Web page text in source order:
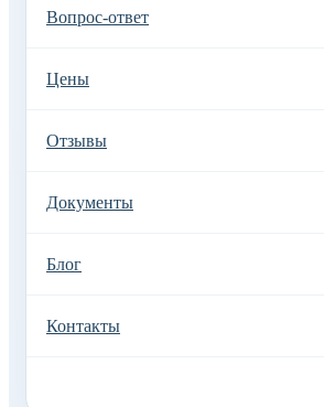
Вопрос-ответ
Цены
Отзывы
Документы
Блог
Контакты